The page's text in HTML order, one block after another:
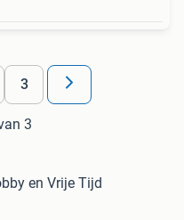
3
3
en Vrije Tijd